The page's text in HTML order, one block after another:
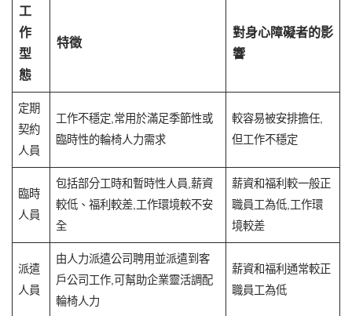
工
作
型
態
特徵
對身心障礙者的影
響
定期
契約
人員
工作不穩定,常用於滿足季節性或
臨時性的輪椅人力需求
較容易被安排擔任,
但工作不穩定
臨時
人員
包括部分工時和暫時性人員,薪資
較低、福利較差,工作環境較不安
全
薪資和福利較一般正
職員工為低,工作環
境較差
派遣
人員
由人力派遣公司聘用並派遣到客
戶公司工作,可幫助企業靈活調配
輪椅人力
薪資和福利通常較正
職員工為低